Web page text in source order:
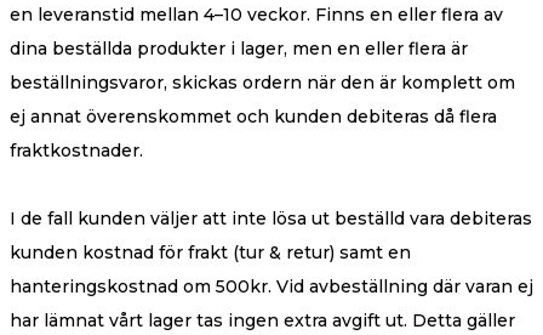
en leveranstid mellan 4–10 veckor. Finns en eller flera av
dina beställda produkter i lager, men en eller flera är
beställningsvaror, skickas ordern när den är komplett om
ej annat överenskommet och kunden debiteras då flera
fraktkostnader.
I de fall kunden väljer att inte lösa ut beställd vara debiteras
kunden kostnad för frakt (tur & retur) samt en
hanteringskostnad om 500kr. Vid avbeställning där varan ej
har lämnat vårt lager tas ingen extra avgift ut. Detta gäller